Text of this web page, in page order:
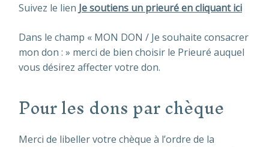
Suivez le lien Je soutiens un prieuré en cliquant ici
Dans le champ « MON DON / Je souhaite consacrer
mon don : » merci de bien choisir le Prieuré auquel
vous désirez affecter votre don.
Pour les dons parchèque
Merci de libeller votre chèque à l’ordre de la